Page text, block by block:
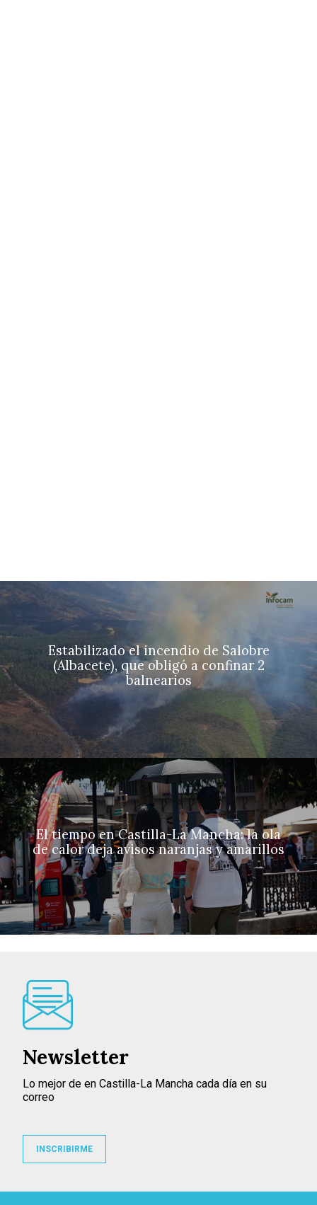
Estabilizado el incendio de Salobre
(Albacete), que obligó a confinar 2
balnearios
El tiempo en Castilla-La Mancha: la ola
de calor deja avisos naranjas y amarillos
Newsletter
Lo mejor de en Castilla-La Mancha cada día en su
correo
INSCRIBIRME